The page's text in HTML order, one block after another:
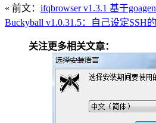
« 前文： ifqbrowser v1.3.1 基于
Buckyball v1.0.31.5：自己设定SSH
关注更多相关文章：